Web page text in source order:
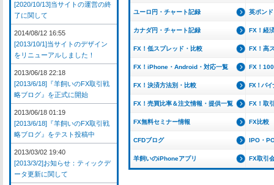
ユーロ円・チャート記録 英ポン
カナダ円・チャート記録 FX！経
FX！低スプレッド・比較 FX！高
FX！iPhone・Android・対応一覧 FX！
FX！決済方法別・比較 FX！バイ
FX！売買比率＆注文情報・提供一覧 FX！取
FX無料セミナー情報 FX比較
CFDブログ IPO・
羊飼いのiPhoneアプリ FX取引
[2020/10/13]当サイトの運営の終
了に関して
2014/08/12 16:55
[2013/10/1]当サイトのデザイン
をリニューアルしました！
2013/06/18 22:18
[2013/6/18]『羊飼いのFX取引戦
略ブログ』を正式に開始
2013/06/18 01:19
[2013/6/18]『羊飼いのFX取引戦
略ブログ』をテスト投稿中
2013/03/02 19:40
[2013/3/2]お知らせ：ティックデ
ータ更新に関して